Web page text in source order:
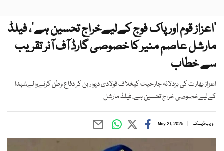
’اعزاز قوم اور پاک فوج کےلیےخراج تحسین ہے‘، فیلڈ
مارشل عاصم منیر کا خصوصی گارڈ آف آنر تقریب
سے خطاب
اعزاز بھارت کی بزدلانہ جارحیت کیخلاف فولادی دیوار بن کر دفاع وطن کرنےوالےشہدا
کےلیےخصوصی خراج تحسین ہے، فیلڈ مارشل
ویب ڈیسک May 21, 2025